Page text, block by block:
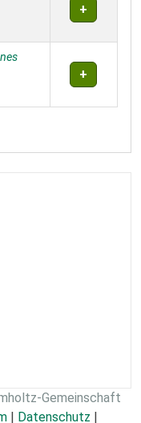
Gemeinschaft
| Datenschutz |